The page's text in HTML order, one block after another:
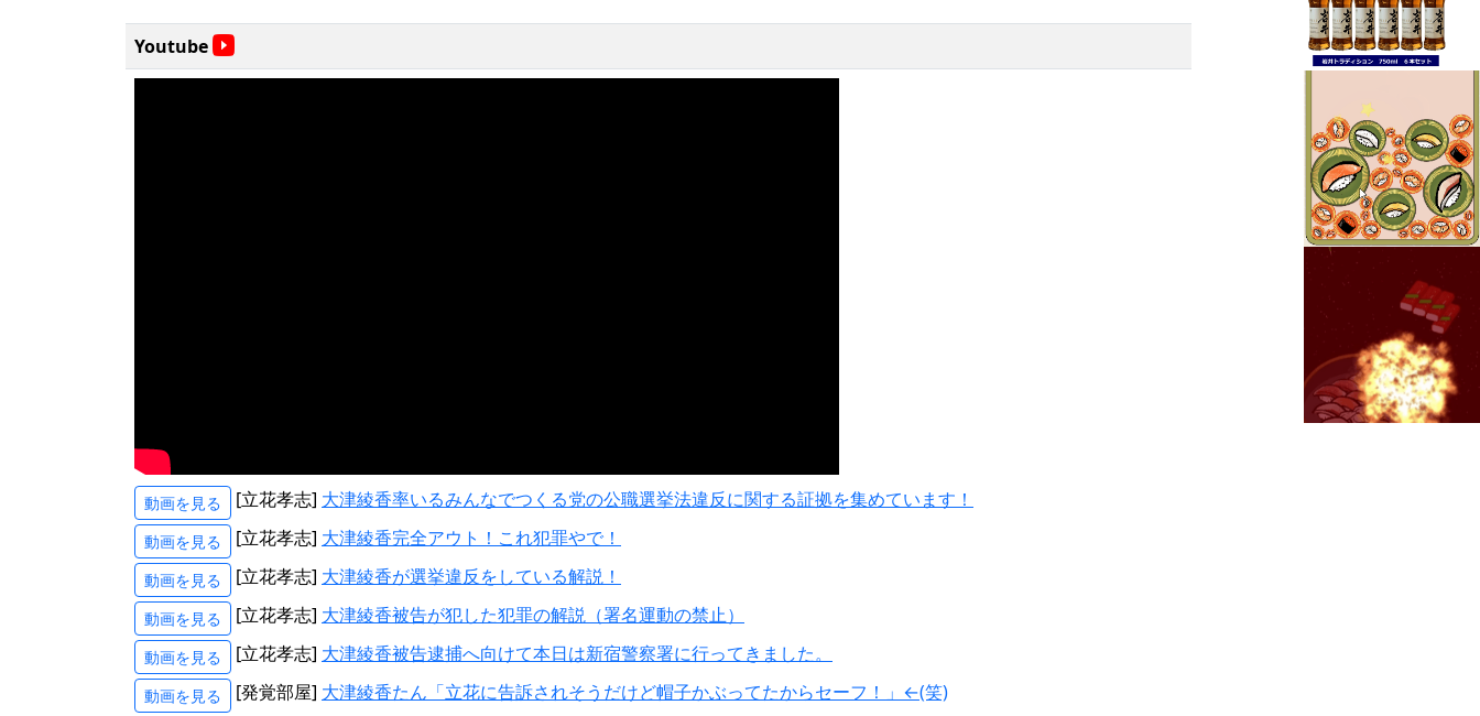
Youtube
動画を見る [立花孝志] 大津綾香率いるみんなでつくる党の公職選挙法違反に関する証拠を集めています！
動画を見る [立花孝志] 大津綾香完全アウト！これ犯罪やで！
動画を見る [立花孝志] 大津綾香が選挙違反をしている解説！
動画を見る [立花孝志] 大津綾香被告が犯した犯罪の解説（署名運動の禁止）
動画を見る [立花孝志] 大津綾香被告逮捕へ向けて本日は新宿警察署に行ってきました。
動画を見る [発覚部屋] 大津綾香たん「立花に告訴されそうだけど帽子かぶってたからセーフ！」←(笑)